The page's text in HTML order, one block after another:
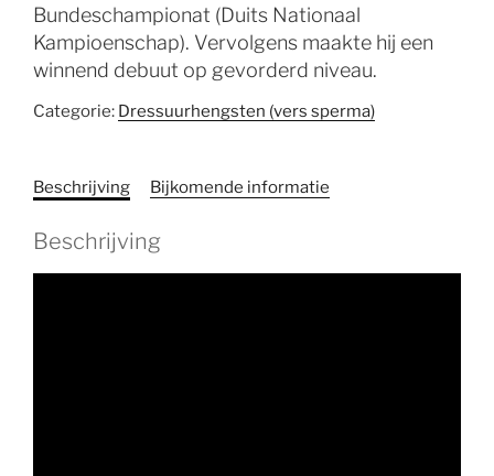
Bundeschampionat (Duits Nationaal
Kampioenschap). Vervolgens maakte hij een
winnend debuut op gevorderd niveau.
Categorie: Dressuurhengsten (vers sperma)
Beschrijving Bijkomende informatie
Beschrijving